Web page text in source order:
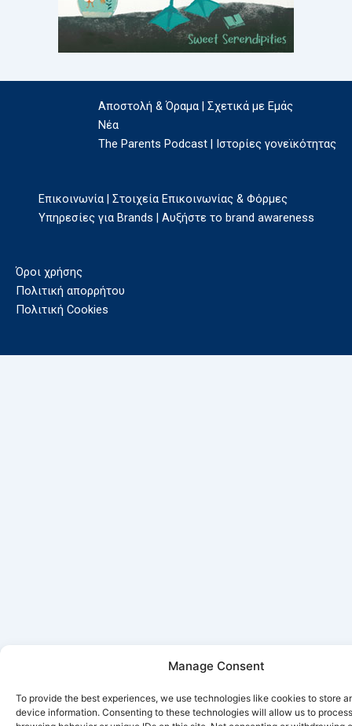
Manage Consent
To provide the best experiences, we use technologies like cookies to store
device information. Consenting to these technologies will allow us to
Αποστολή & Όραμα | Σχετικά με Εμάς
Νέα
The Parents Podcast | Ιστορίες γονεϊκότητας
Επικοινωνία | Στοιχεία Επικοινωνίας & Φόρμες
Υπηρεσίες για Brands | Αυξήστε το brand awareness
Όροι χρήσης
Πολιτική απορρήτου
Πολιτική Cookies